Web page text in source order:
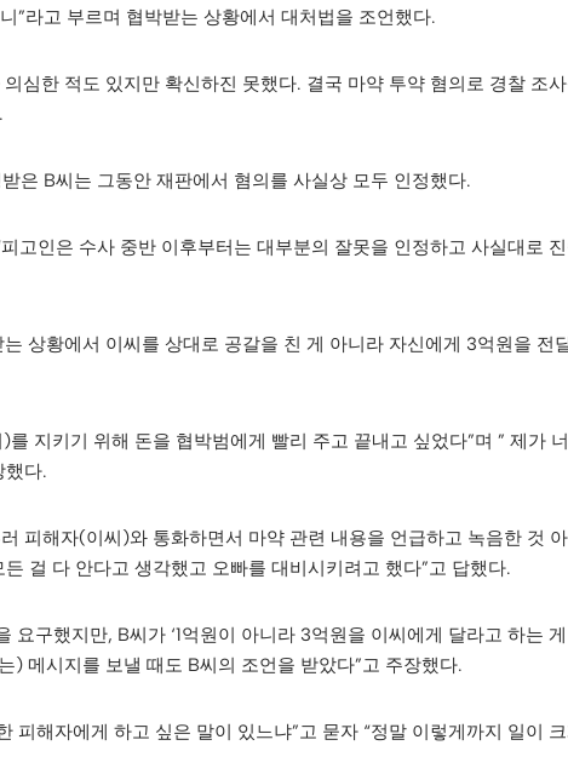
”라고 부르며 협박받는 상황에서 대처법을 조언했다.
심한 적도 있지만 확신하진 못했다. 결국 마약 투약 혐의로 경찰 조
은 B씨는 그동안 재판에서 혐의를 사실상 모두 인정했다.
고인은 수사 중반 이후부터는 대부분의 잘못을 인정하고 사실대로
상황에서 이씨를 상대로 공갈을 친 게 아니라 자신에게 3억원을 전
를 지키기 위해 돈을 협박범에게 빨리 주고 끝내고 싶었다”며 ” 제가
했다.
피해자(이씨)와 통화하면서 마약 관련 내용을 언급하고 녹음한 것
걸 다 안다고 생각했고 오빠를 대비시키려고 했다”고 답했다.
요구했지만, B씨가 ‘1억원이 아니라 3억원을 이씨에게 달라고 하는
) 메시지를 보낼 때도 B씨의 조언을 받았다”고 주장했다.
피해자에게 하고 싶은 말이 있느냐”고 묻자 “정말 이렇게까지 일이